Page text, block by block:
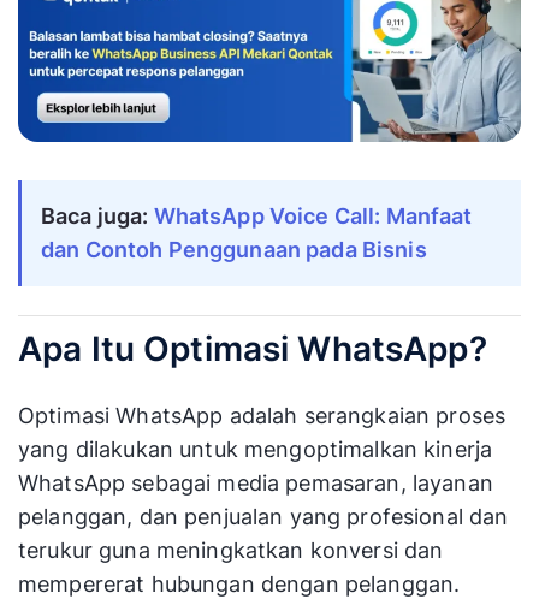
Baca juga: WhatsApp Voice Call: Manfaat
dan Contoh Penggunaan pada Bisnis
Apa Itu Optimasi WhatsApp?
Optimasi WhatsApp adalah serangkaian proses
yang dilakukan untuk mengoptimalkan kinerja
WhatsApp sebagai media pemasaran, layanan
pelanggan, dan penjualan yang profesional dan
terukur guna meningkatkan konversi dan
mempererat hubungan dengan pelanggan.